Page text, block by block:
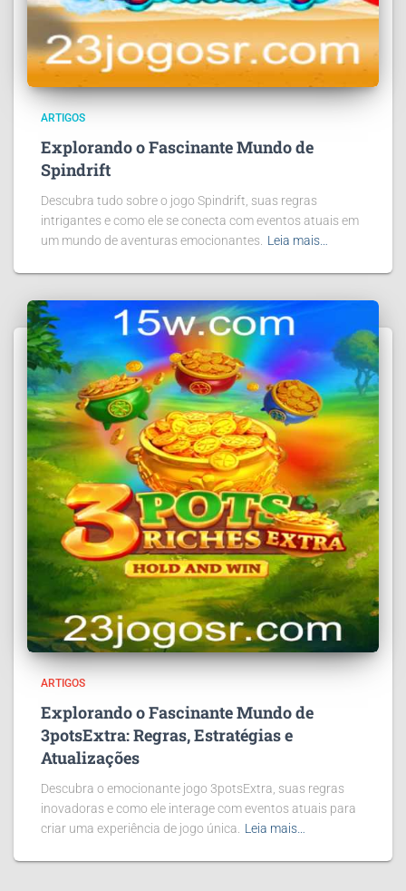
ARTIGOS
Explorando o Fascinante Mundo de
Spindrift
Descubra tudo sobre o jogo Spindrift, suas regras
intrigantes e como ele se conecta com eventos atuais em
um mundo de aventuras emocionantes. Leia mais…
ARTIGOS
Explorando o Fascinante Mundo de
3potsExtra: Regras, Estratégias e
Atualizações
Descubra o emocionante jogo 3potsExtra, suas regras
inovadoras e como ele interage com eventos atuais para
criar uma experiência de jogo única.
Leia mais…